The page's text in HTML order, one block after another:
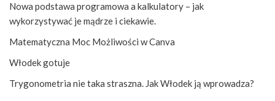
Nowa podstawa programowa a kalkulatory – jak
wykorzystywać je mądrze i ciekawie.
Matematyczna Moc Możliwości w Canva
Włodek gotuje
Trygonometria nie taka straszna. Jak Włodek ją wprowadza?